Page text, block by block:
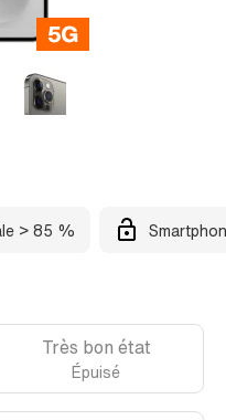
> 85 %
Très bon état
Épuisé